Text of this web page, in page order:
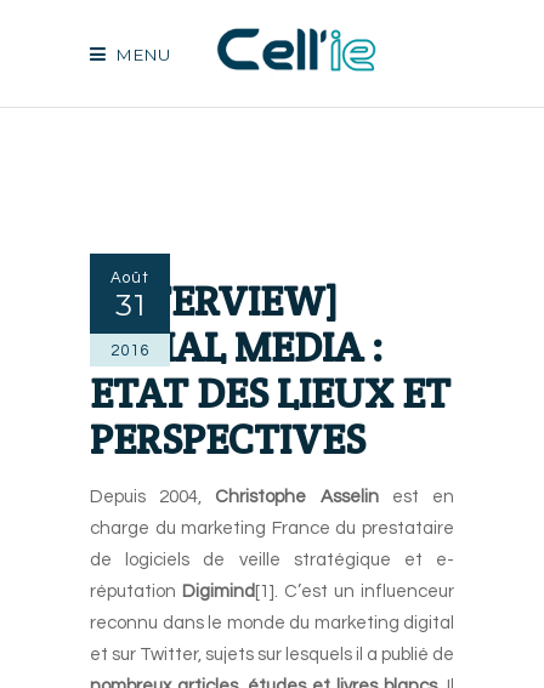
MENU
Août
31
2016
[INTERVIEW]
SOCIAL MEDIA :
ETAT DES LIEUX ET
PERSPECTIVES
Depuis 2004, Christophe Asselinest en
charge du marketing France du prestataire
de logiciels de veille stratégique et e-
réputation Digimind [1]. C’est un influenceur
reconnu dans le monde du marketing digital
et sur Twitter, sujets sur lesquels il a publié de